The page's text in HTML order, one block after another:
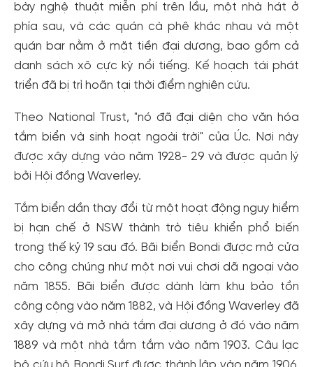
bày nghệ thuật miễn phí trên lầu, một nhà hát ở
phía sau, và các quán cà phê khác nhau và một
quán bar nằm ở mặt tiền đại dương, bao gồm cả
danh sách xô cực kỳ nổi tiếng. Kế hoạch tái phát
triển đã bị trì hoãn tại thời điểm nghiên cứu.
Theo National Trust, "nó đã đại diện cho văn hóa
tắm biển và sinh hoạt ngoài trời" của Úc. Nơi này
được xây dựng vào năm 1928- 29 và được quản lý
bởi Hội đồng Waverley.
Tắm biển dần thay đổi từ một hoạt động nguy hiểm
bị hạn chế ở NSW thành trò tiêu khiển phổ biến
trong thế kỷ 19 sau đó. Bãi biển Bondi được mở cửa
cho công chúng như một nơi vui chơi dã ngoại vào
năm 1855. Bãi biển được dành làm khu bảo tồn
công cộng vào năm 1882, và Hội đồng Waverley đã
xây dựng và mở nhà tắm đại dương ở đó vào năm
1889 và một nhà tắm tắm vào năm 1903. Câu lạc